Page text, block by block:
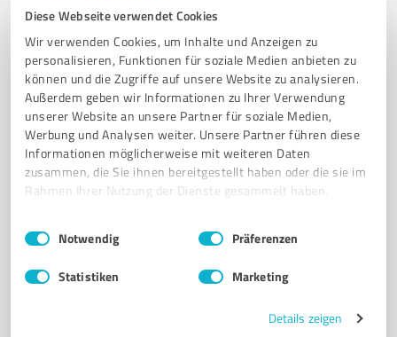
Diese Webseite verwendet Cookies
Wir verwenden Cookies, um Inhalte und Anzeigen zu
personalisieren, Funktionen für soziale Medien anbieten zu
können und die Zugriffe auf unsere Website zu analysieren.
Außerdem geben wir Informationen zu Ihrer Verwendung
unserer Website an unsere Partner für soziale Medien,
Werbung und Analysen weiter. Unsere Partner führen diese
Informationen möglicherweise mit weiteren Daten
zusammen, die Sie ihnen bereitgestellt haben oder die sie im
Rahmen Ihrer Nutzung der Dienste gesammelt haben.
Impressum Datenschutzbestimmungen
Einwilligungsauswahl
Notwendig Präferenzen
Statistiken Marketing
Details zeigen
Sie möchten auch hier gelistet werden?
Kunden empfohlener ProvenExpert!